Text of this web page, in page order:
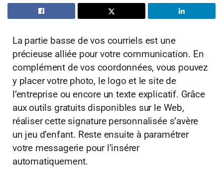
La partie basse de vos courriels est une
précieuse alliée pour votre communication. En
complément de vos coordonnées, vous pouvez
y placer votre photo, le logo et le site de
l’entreprise ou encore un texte explicatif. Grâce
aux outils gratuits disponibles sur le Web,
réaliser cette signature personnalisée s’avère
un jeu d’enfant. Reste ensuite à paramétrer
votre messagerie pour l’insérer
automatiquement.